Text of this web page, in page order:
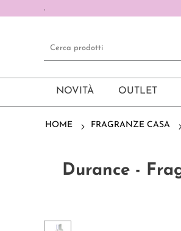
.
NOVITÀ OUTLET
HOME FRAGRANZE CASA
Durance -